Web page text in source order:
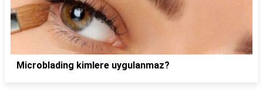
Microblading kimlere uygulanmaz?